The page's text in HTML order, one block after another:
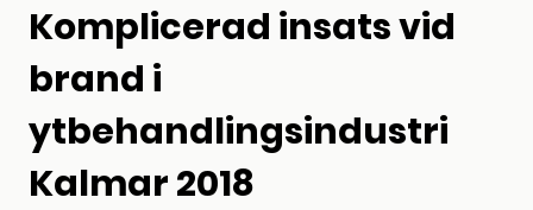
Komplicerad insats vid
brand i
ytbehandlingsindustri
Kalmar 2018